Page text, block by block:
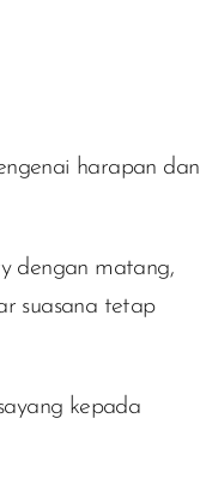
harapan dan
dengan matang,
suasana tetap
kepada